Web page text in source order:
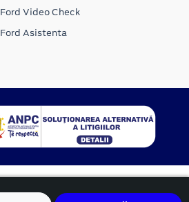
Ford Video Check
Ford Asistenta